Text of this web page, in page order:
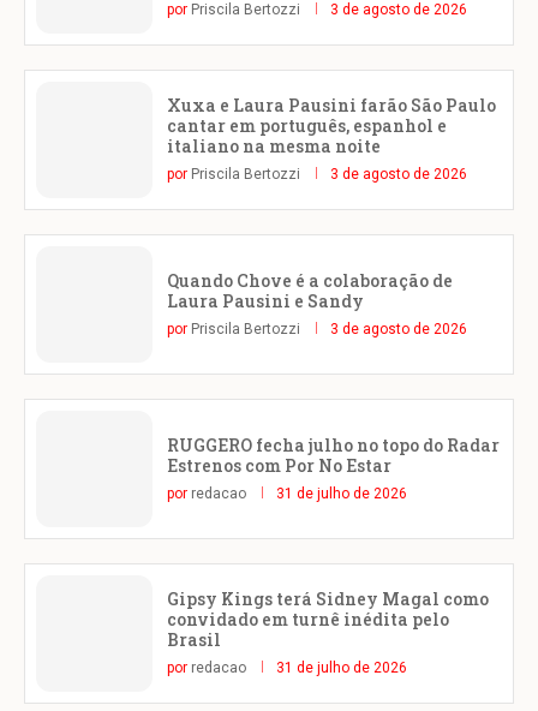
por Priscila Bertozzi 3 de agosto de 2026
Xuxa e Laura Pausini farão São Paulo
cantar em português, espanhol e
italiano na mesma noite
por Priscila Bertozzi 3 de agosto de 2026
Quando Chove é a colaboração de
Laura Pausini e Sandy
por Priscila Bertozzi 3 de agosto de 2026
RUGGERO fecha julho no topo do Radar
Estrenos com Por No Estar
por redacao 31 de julho de 2026
Gipsy Kings terá Sidney Magal como
convidado em turnê inédita pelo
Brasil
por redacao 31 de julho de 2026